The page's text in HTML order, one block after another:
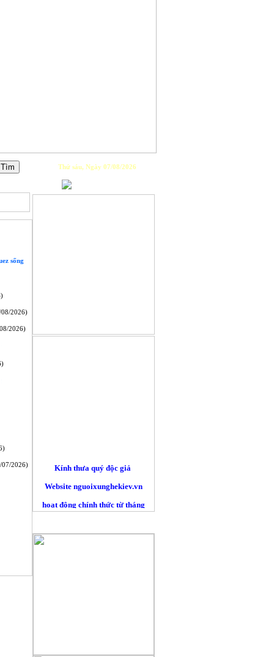
Thứ sáu, Ngày 07/08/2026
sống
2026)
2026)
07/2026)
Website nguoixunghekiev.vn
hoạt động chính thức từ tháng
10/2012. và phi lợi nhuận.